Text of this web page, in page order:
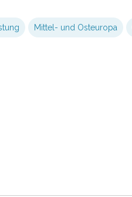
Mittel- und Osteuropa